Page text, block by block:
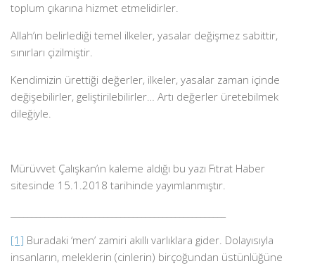
toplum çıkarına hizmet etmelidirler.
Allah’ın belirlediği temel ilkeler, yasalar değişmez sabittir,
sınırları çizilmiştir.
Kendimizin ürettiği değerler, ilkeler, yasalar zaman içinde
değişebilirler, geliştirilebilirler… Artı değerler üretebilmek
dileğiyle.
Mürüvvet Çalışkan’ın kaleme aldığı bu yazı Fıtrat Haber
sitesinde 15.1.2018 tarihinde yayımlanmıştır.
[1] Buradaki ‘men’ zamiri akıllı varlıklara gider. Dolayısıyla
insanların, meleklerin (cinlerin) birçoğundan üstünlüğüne